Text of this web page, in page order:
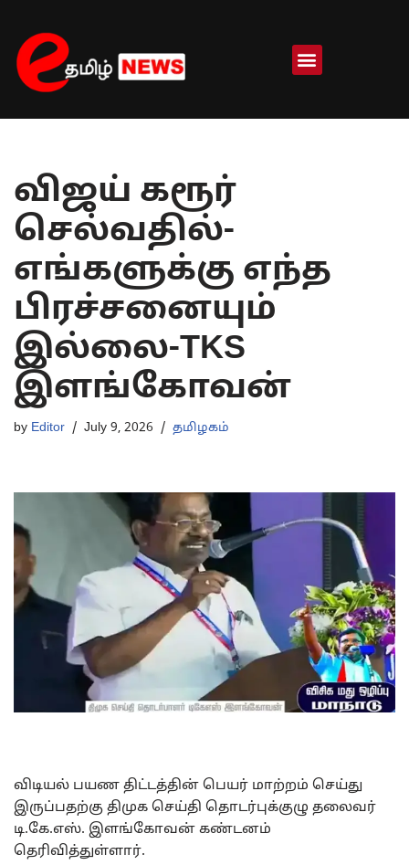
Skip
to
content
விஜய் கரூர்
செல்வதில்-
எங்களுக்கு எந்த
பிரச்சனையும்
இல்லை-TKS
இளங்கோவன்
by Editor July 9, 2026 தமிழகம்
விடியல் பயண திட்டத்தின் பெயர் மாற்றம் செய்து
இருப்பதற்கு திமுக செய்தி தொடர்புக்குழு தலைவர்
டி.கே.எஸ். இளங்கோவன் கண்டனம்
தெரிவித்துள்ளார்.